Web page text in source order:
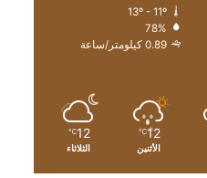
13º - 11º
78%
0.89 كيلومتر/ساعة
12
℃
الأثنين
12
℃
الثلاثاء